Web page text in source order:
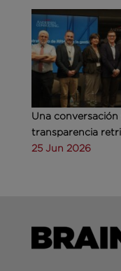
Una
transparencia
25 Jun 2026